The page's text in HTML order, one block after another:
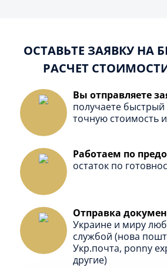
ОСТАВЬТЕ ЗАЯВКУ НА
РАСЧЕТ
Вы отправляете
получаете быстрый
точную стоимость и
Работаем по
остаток по
Отправка
Украине и миру
службой (нова
Укр.почта, ponny
другие)